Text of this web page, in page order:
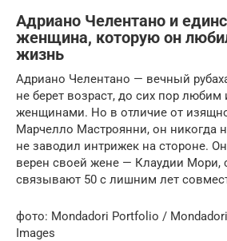
Адриано Челентано и
женщина, которую он
жизнь
Адриано Челентано — вечный
не берет возраст, до сих пор
женщинами. Но в отличие от
Марчелло Мастроянни, он никогда
не заводил интрижек на стороне.
верен своей жене — Клаудии Мори,
связывают 50 с лишним лет
фото: Mondadori Portfolio /
Images